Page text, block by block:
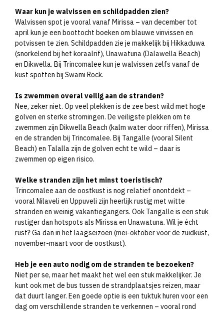
Waar kun je walvissen en schildpadden zien?
Walvissen spot je vooral vanaf Mirissa – van december tot
april kun je een boottocht boeken om blauwe vinvissen en
potvissen te zien. Schildpadden zie je makkelijk bij Hikkaduwa
(snorkelend bij het koraalrif), Unawatuna (Dalawella Beach)
en Dikwella. Bij Trincomalee kun je walvissen zelfs vanaf de
kust spotten bij Swami Rock.
Is zwemmen overal veilig aan de stranden?
Nee, zeker niet. Op veel plekken is de zee best wild met hoge
golven en sterke stromingen. De veiligste plekken om te
zwemmen zijn Dikwella Beach (kalm water door riffen), Mirissa
en de stranden bij Trincomalee. Bij Tangalle (vooral Silent
Beach) en Talalla zijn de golven echt te wild – daar is
zwemmen op eigen risico.
Welke stranden zijn het minst toeristisch?
Trincomalee aan de oostkust is nog relatief onontdekt –
vooral Nilaveli en Uppuveli zijn heerlijk rustig met witte
stranden en weinig vakantiegangers. Ook Tangalle is een stuk
rustiger dan hotspots als Mirissa en Unawatuna. Wil je écht
rust? Ga dan in het laagseizoen (mei-oktober voor de zuidkust,
november-maart voor de oostkust).
Heb je een auto nodig om de stranden te bezoeken?
Niet per se, maar het maakt het wel een stuk makkelijker. Je
kunt ook met de bus tussen de strandplaatsjes reizen, maar
dat duurt langer. Een goede optie is een tuktuk huren voor een
dag om verschillende stranden te verkennen – vooral rond